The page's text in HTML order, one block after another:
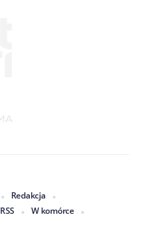
Redakcja
RSS
W komórce